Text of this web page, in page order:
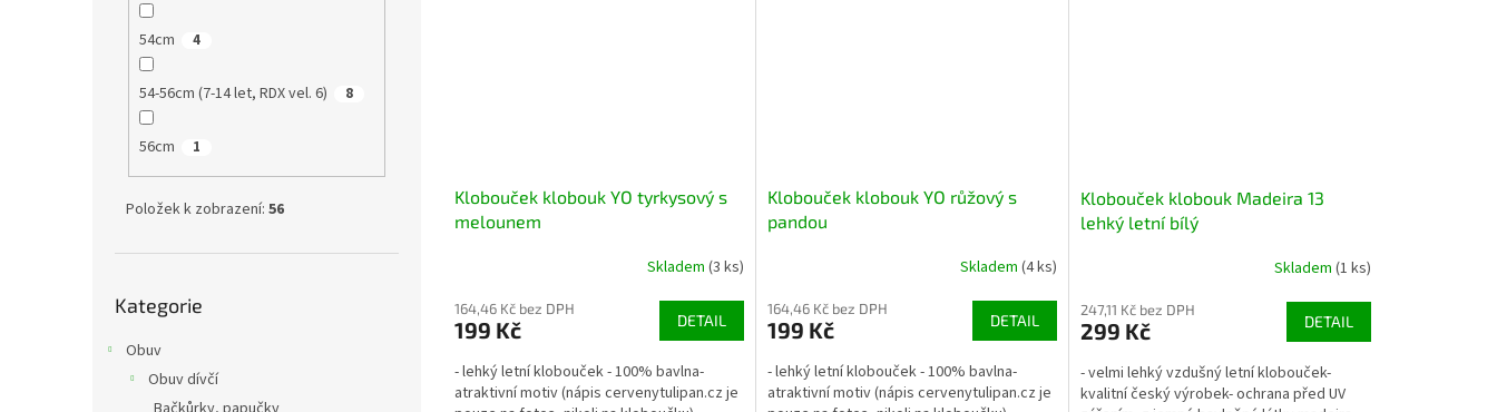
54cm 4
54-56cm (7-14 let, RDX vel. 6) 8
56cm 1
Položek k zobrazení: 56
kategorie
Kategorie
Obuv
Obuv dívčí
Klobouček klobouk YO tyrkysový s
melounem
Skladem (3 ks)
164,46 Kč bez DPH
199 Kč DETAIL
- lehký letní klobouček - 100% bavlna-
atraktivní motiv (nápis cervenytulipan.cz je
Klobouček klobouk YO růžový s
pandou
Skladem (4 ks)
164,46 Kč bez DPH
199 Kč DETAIL
- lehký letní klobouček - 100% bavlna-
atraktivní motiv (nápis cervenytulipan.cz je
Klobouček klobouk Madeira 13
lehký letní bílý
Skladem (1 ks)
247,11 Kč bez DPH
299 Kč DETAIL
- velmi lehký vzdušný letní klobouček-
kvalitní český výrobek- ochrana před UV